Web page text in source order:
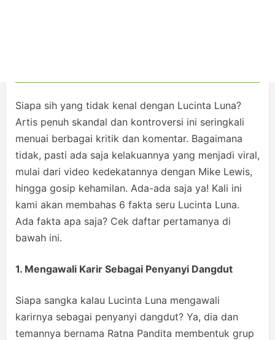
Siapa sih yang tidak kenal dengan Lucinta Luna?
Artis penuh skandal dan kontroversi ini seringkali
menuai berbagai kritik dan komentar. Bagaimana
tidak, pasti ada saja kelakuannya yang menjadi viral,
mulai dari video kedekatannya dengan Mike Lewis,
hingga gosip kehamilan. Ada-ada saja ya! Kali ini
kami akan membahas 6 fakta seru Lucinta Luna.
Ada fakta apa saja? Cek daftar pertamanya di
bawah ini.
1. Mengawali Karir Sebagai Penyanyi Dangdut
Siapa sangka kalau Lucinta Luna mengawali
karirnya sebagai penyanyi dangdut? Ya, dia dan
temannya bernama Ratna Pandita membentuk grup